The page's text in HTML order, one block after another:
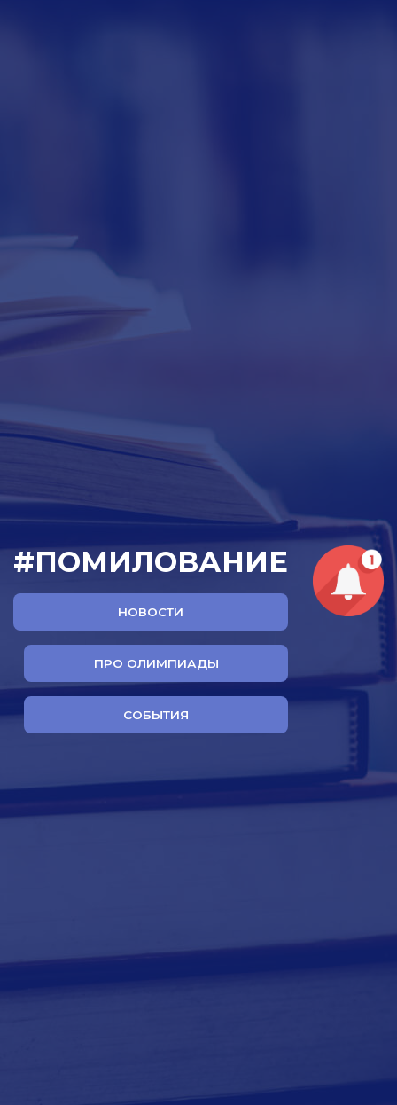
#ПОМИЛОВАНИЕ
НОВОСТИ
ПРО ОЛИМПИАДЫ
СОБЫТИЯ